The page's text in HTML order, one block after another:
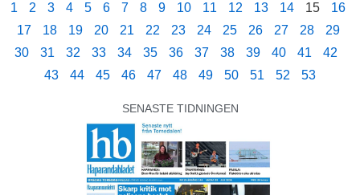
1 2 3 4 5 6 7 8 9 10 11 12 13 14 15
16
17
18 19 20 21 22 23 24 25 26 27 28
29
30
31 32 33 34 35 36 37 38 39 40 41
42
43
44 45 46 47 48 49 50 51 52 53
SENASTE TIDNINGEN